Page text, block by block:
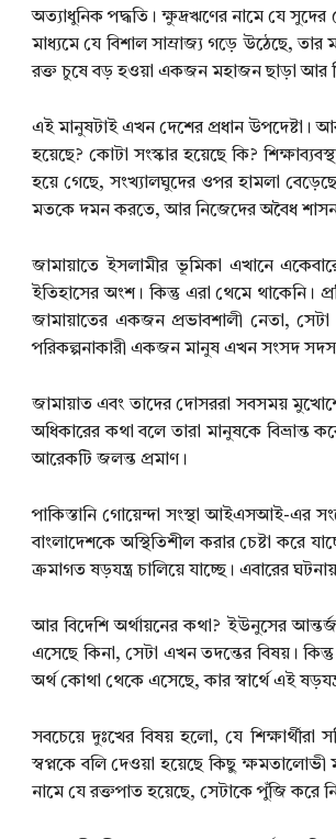
অত্যাধুনিক পদ্ধতি। ক্ষুদ্রঋণের নামে যে
মাধ্যমে যে বিশাল সাম্রাজ্য গড়ে উঠেছে, তার
রক্ত চুষে বড় হওয়া একজন মহাজন ছাড়া আর
এই মানুষটাই এখন দেশের প্রধান উপদেষ্টা।
হয়েছে? কোটা সংস্কার হয়েছে কি?
হয়ে গেছে, সংখ্যালঘুদের ওপর হামলা
মতকে দমন করতে, আর নিজেদের অবৈধ
জামায়াতে ইসলামীর ভূমিকা এখানে
ইতিহাসের অংশ। কিন্তু এরা থেমে থাকেনি।
জামায়াতের একজন প্রভাবশালী নেতা,
পরিকল্পনাকারী একজন মানুষ এখন সংসদ
জামায়াত এবং তাদের দোসররা সবসময়
অধিকারের কথা বলে তারা মানুষকে
আরেকটি জলন্ত প্রমাণ।
পাকিস্তানি গোয়েন্দা সংস্থা আইএসআই-এর
বাংলাদেশকে অস্থিতিশীল করার চেষ্টা করে
ক্রমাগত ষড়যন্ত্র চালিয়ে যাচ্ছে। এবারের
আর বিদেশি অর্থায়নের কথা? ইউনুসের
এসেছে কিনা, সেটা এখন তদন্তের বিষয়।
অর্থ কোথা থেকে এসেছে, কার স্বার্থে এই
সবচেয়ে দুঃখের বিষয় হলো, যে শিক্ষার্থীরা
স্বপ্নকে বলি দেওয়া হয়েছে কিছু ক্ষমতালোভী
নামে যে রক্তপাত হয়েছে, সেটাকে পুঁজি করে